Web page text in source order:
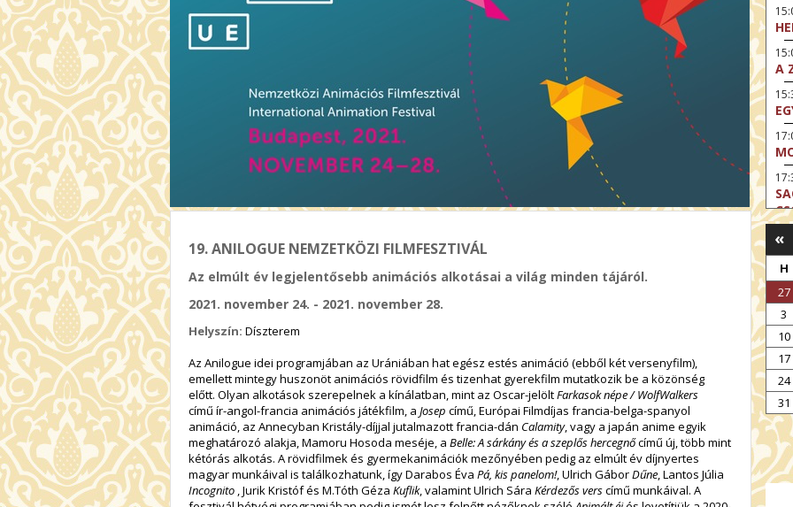
19. ANILOGUE NEMZETKÖZI FILMFESZTIVÁL
Az elmúlt év legjelentősebb animációs alkotásai a világ minden tájáról.
2021. november 24. - 2021. november 28.
Helyszín: Díszterem
Az Anilogue idei programjában az Urániában hat egész estés animáció (ebből két versenyfilm),
emellett mintegy huszonöt animációs rövidfilm és tizenhat gyerekfilm mutatkozik be a közönség
előtt. Olyan alkotások szerepelnek a kínálatban, mint az Oscar-jelöltFarkasok népe / WolfWalkers
című ír-angol-francia animációs játékfilm, a Josep című, Európai Filmdíjas francia-belga-spanyol
animáció, az Annecyban Kristály-díjjal jutalmazott francia-dán Calamity, vagy a japán anime egyik
meghatározó alakja, Mamoru Hosoda meséje, a Belle: A sárkány és a szeplős hercegnőcímű új, több mint
kétórás alkotás. A rövidfilmek és gyermekanimációk mezőnyében pedig az elmúlt év díjnyertes
magyar munkáival is találkozhatunk, így Darabos Éva Pá, kis panelom!, Ulrich GáborDűne , Lantos Júlia
Incognito , Jurik Kristóf és M.Tóth Géza Kuflik, valamint Ulrich Sára Kérdezős verscímű munkáival. A
A
«
H
27
3
10
17
24
31